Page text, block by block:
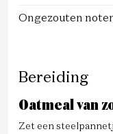
Ongezouten
Bereiding
Oatmeal van
Zet een